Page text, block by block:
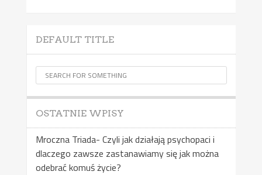
DEFAULT TITLE
OSTATNIE WPISY
Mroczna Triada- Czyli jak działają psychopaci i
dlaczego zawsze zastanawiamy się jak można
odebrać komuś życie?